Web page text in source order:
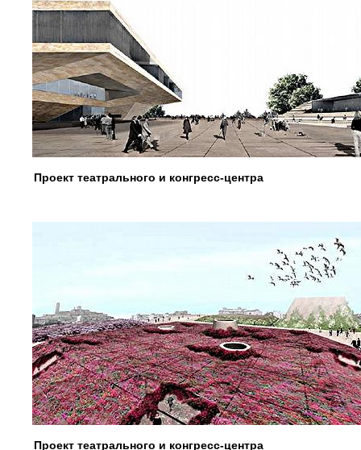
Проект театрального и конгресс-центра
Проект театрального и конгресс-центра